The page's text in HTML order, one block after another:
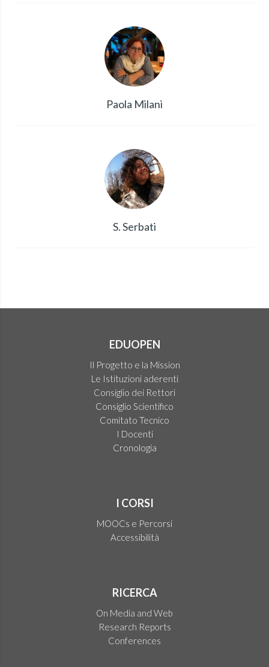
Paola Milani
S. Serbati
EDUOPEN
Il Progetto e la Mission
Le Istituzioni aderenti
Consiglio dei Rettori
Consiglio Scientifico
Comitato Tecnico
I Docenti
Cronologia
I CORSI
MOOCs e Percorsi
Accessibilità
RICERCA
On Media and Web
Research Reports
Conferences